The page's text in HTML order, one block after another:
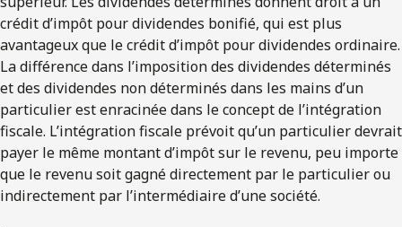
crédit d’impôt pour dividendes bonifié, qui est plus
avantageux que le crédit d’impôt pour dividendes ordinaire.
La différence dans l’imposition des dividendes déterminés
et des dividendes non déterminés dans les mains d’un
particulier est enracinée dans le concept de l’intégration
fiscale. L’intégration fiscale prévoit qu’un particulier devrait
payer le même montant d’impôt sur le revenu, peu importe
que le revenu soit gagné directement par le particulier ou
indirectement par l’intermédiaire d’une société.